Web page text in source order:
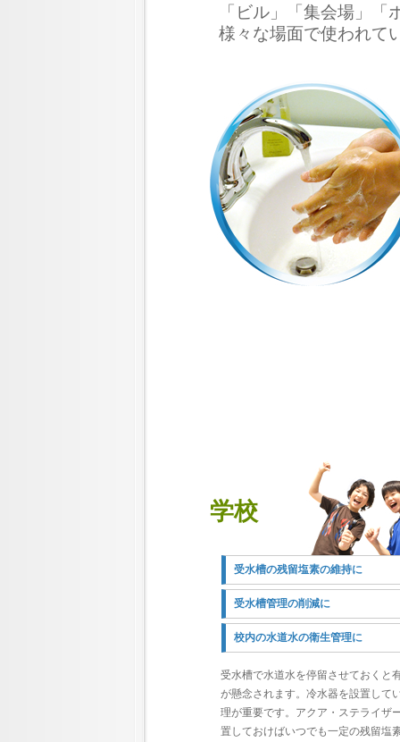
「ビル」「集会場」
様々な場面で使われて
学校
受水槽の残留塩素の維持に
受水槽管理の削減に
校内の水道水の衛生管理に
受水槽で水道水を停留させておくと
が懸念されます。冷水器を設置して
理が重要です。アクア・ステライザ
置しておけばいつでも一定の残留塩